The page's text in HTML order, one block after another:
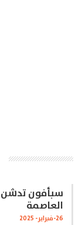
سبأفون تدشن
العاصمة
26-فبراير- 2025